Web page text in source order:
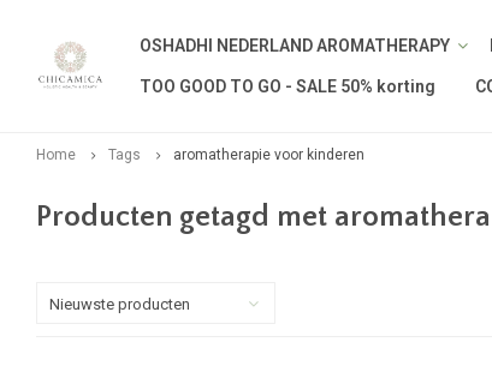
OSHADHI NEDERLAND AROMATHERAPY
TOO GOOD TO GO - SALE 50% korting
Home Tags aromatherapie voor kinderen
Producten getagd met
Nieuwste producten